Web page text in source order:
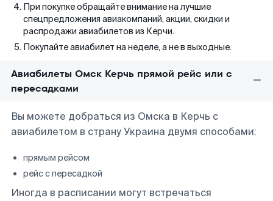
При покупке обращайте внимание на лучшие
спецпредложения авиакомпаний, акции, скидки и
распродажи авиабилетов из Керчи.
Покупайте авиабилет на неделе, а не в выходные.
Авиабилеты Омск Керчь прямой рейс или с
пересадками
Вы можете добраться из Омска в Керчь с
авиабилетом в страну Украина двумя способами:
прямым рейсом
рейс с пересадкой
Иногда в расписании могут встречаться